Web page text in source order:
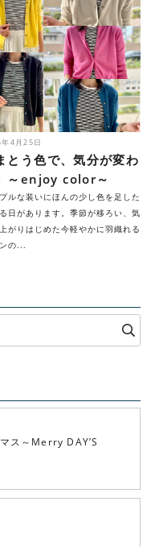
4月25日
とう色で、気分が変わ
～enjoy color～
ルな装いにほんの少し色を足した
日があります。季節が移ろい、気
がりはじめた今軽やかに羽織れる
の...
ス～Merry DAY’S